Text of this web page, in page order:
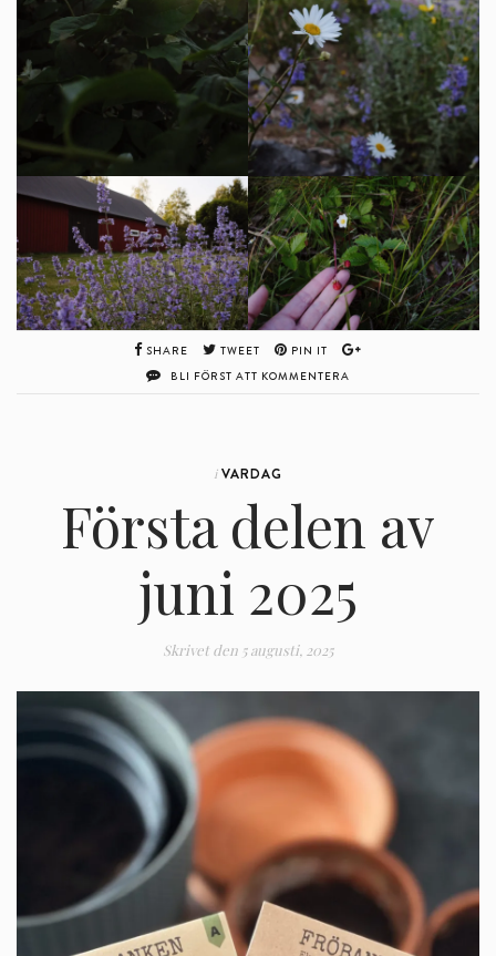
SHARE TWEET
PIN IT
BLI FÖRST ATT KOMMENTERA
i VARDAG
Första delen av
juni 2025
Skrivet den 5 augusti, 2025